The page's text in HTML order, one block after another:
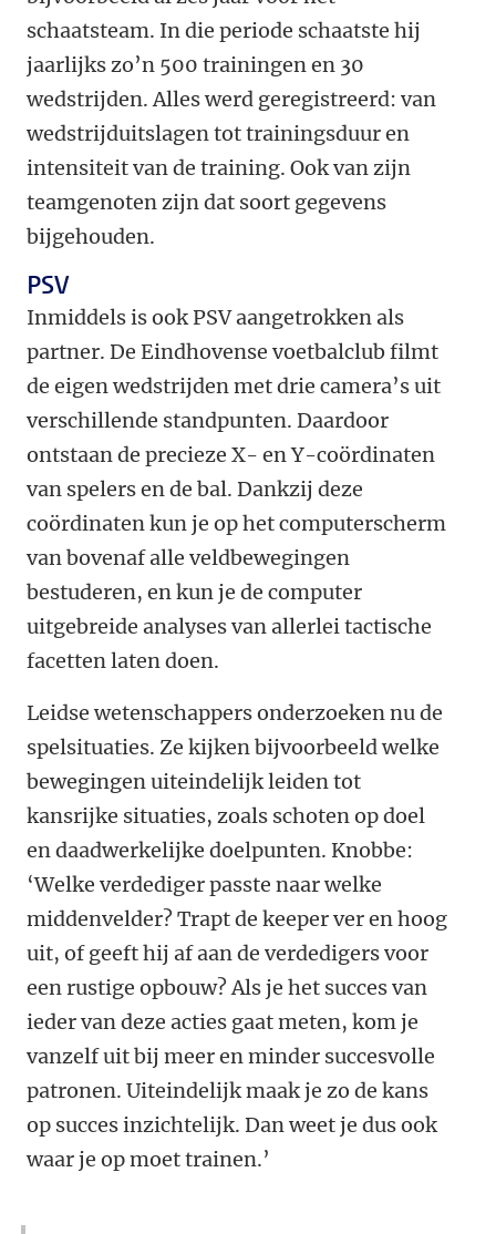
schaatsteam. In die periode schaatste hij
jaarlijks zo’n 500 trainingen en 30
wedstrijden. Alles werd geregistreerd: van
wedstrijduitslagen tot trainingsduur en
intensiteit van de training. Ook van zijn
teamgenoten zijn dat soort gegevens
bijgehouden.
PSV
Inmiddels is ook PSV aangetrokken als
partner. De Eindhovense voetbalclub filmt
de eigen wedstrijden met drie camera’s uit
verschillende standpunten. Daardoor
ontstaan de precieze X- en Y-coördinaten
van spelers en de bal. Dankzij deze
coördinaten kun je op het computerscherm
van bovenaf alle veldbewegingen
bestuderen, en kun je de computer
uitgebreide analyses van allerlei tactische
facetten laten doen.
Leidse wetenschappers onderzoeken nu de
spelsituaties. Ze kijken bijvoorbeeld welke
bewegingen uiteindelijk leiden tot
kansrijke situaties, zoals schoten op doel
en daadwerkelijke doelpunten. Knobbe:
‘Welke verdediger passte naar welke
middenvelder? Trapt de keeper ver en hoog
uit, of geeft hij af aan de verdedigers voor
een rustige opbouw? Als je het succes van
ieder van deze acties gaat meten, kom je
vanzelf uit bij meer en minder succesvolle
patronen. Uiteindelijk maak je zo de kans
op succes inzichtelijk. Dan weet je dus ook
waar je op moet trainen.’